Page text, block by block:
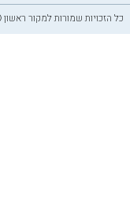
כל הזכויות שמורות למקור ראשון ⓒ